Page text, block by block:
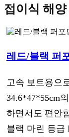
접이식 해
레드/블랙 퍼
고속 보트용으
34.6*47*55cm
하면서도 편안
블랙 마린 등급